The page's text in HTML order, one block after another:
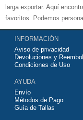
larga exportar. Aquí
favoritos. Podemos
quieras. Nuestras
tailandesa por lo que
con ella. Estas camisetas
servirán para jugar al
contáctanos y haremos lo
posible.
INFORMACIÓN
Aviso de privacidad
Devoluciones y
Condiciones de Uso
AYUDA
Envío
Métodos de Pago
Guía de Tallas